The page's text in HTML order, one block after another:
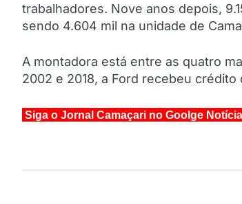
trabalhadores. Nove anos depois,
sendo 4.604 mil na unidade de
A montadora está entre as quatro
2002 e 2018, a Ford recebeu
Siga o Jornal Camaçari no Goolge